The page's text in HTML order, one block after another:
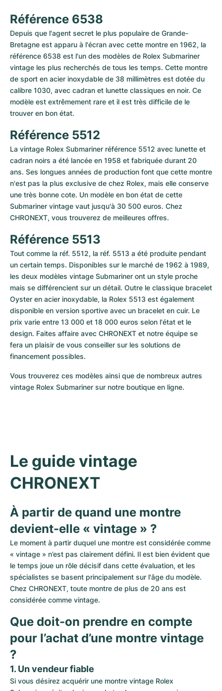
Montres pour femmes
Montres pour femmes
Référence 6538
Depuis que l'agent secret le plus populaire de Grande-
Bretagne est apparu à l'écran avec cette montre en 1962, la
référence 6538 est l'un des modèles de Rolex Submariner
vintage les plus recherchés de tous les temps. Cette montre
de sport en acier inoxydable de 38 millimètres est dotée du
calibre 1030, avec cadran et lunette classiques en noir. Ce
modèle est extrêmement rare et il est très difficile de le
trouver en bon état.
Référence 5512
La vintage Rolex Submariner référence 5512 avec lunette et
cadran noirs a été lancée en 1958 et fabriquée durant 20
ans. Ses longues années de production font que cette montre
n'est pas la plus exclusive de chez Rolex, mais elle conserve
une très bonne cote. Un modèle en bon état de cette
Submariner vintage vaut jusqu'à 30 500 euros. Chez
CHRONEXT, vous trouverez de meilleures offres.
Référence 5513
Tout comme la réf. 5512, la réf. 5513 a été produite pendant
un certain temps. Disponibles sur le marché de 1962 à 1989,
les deux modèles vintage Submariner ont un style proche
mais se différencient sur un détail. Outre le classique bracelet
Oyster en acier inoxydable, la Rolex 5513 est également
disponible en version sportive avec un bracelet en cuir. Le
prix varie entre 13 000 et 18 000 euros selon l'état et le
design. Faites affaire avec CHRONEXT et notre équipe se
fera un plaisir de vous conseiller sur les solutions de
financement possibles.
Vous trouverez ces modèles ainsi que de nombreux autres
vintage Rolex Submariner sur notre boutique en ligne.
Le guide vintage
CHRONEXT
À partir de quand une montre
devient-elle « vintage » ?
Le moment à partir duquel une montre est considérée comme
« vintage » n’est pas clairement défini. Il est bien évident que
le temps joue un rôle décisif dans cette évaluation, et les
spécialistes se basent principalement sur l'âge du modèle.
Chez CHRONEXT, toute montre de plus de 20 ans est
considérée comme vintage.
Que doit-on prendre en compte
pour l’achat d’une montre vintage
?
1. Un vendeur fiable
Si vous désirez acquérir une montre vintage Rolex